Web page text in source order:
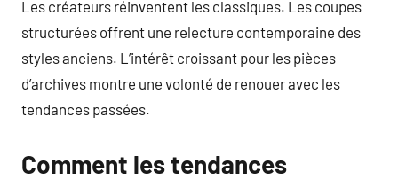
Les créateurs réinventent les classiques. Les coupes
structurées offrent une relecture contemporaine des
styles anciens. L’intérêt croissant pour les pièces
d’archives montre une volonté de renouer avec les
tendances passées.
Comment les tendances